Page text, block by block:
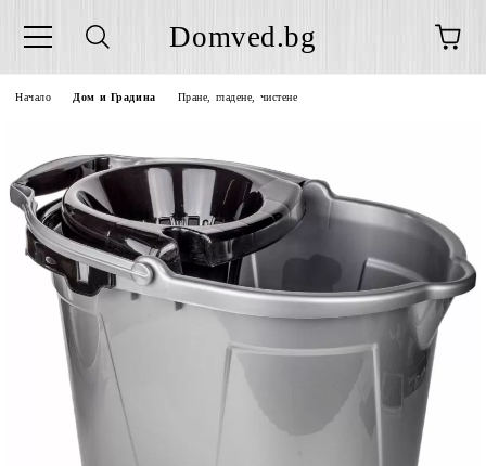
Domved.bg
Начало Дом и Градина Пране, гладене, чистене